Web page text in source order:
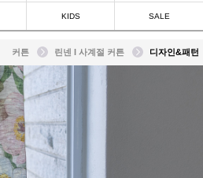
KIDS SALE
커튼 린넨 I 사계절 커튼 디자인&패턴